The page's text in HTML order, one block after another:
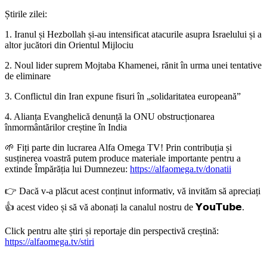
Știrile zilei:
1. Iranul și Hezbollah și-au intensificat atacurile asupra Israelului și a
altor jucători din Orientul Mijlociu
2. Noul lider suprem Mojtaba Khamenei, rănit în urma unei tentative
de eliminare
3. Conflictul din Iran expune fisuri în „solidaritatea europeană”
4. Alianța Evanghelică denunță la ONU obstrucționarea
înmormântărilor creștine în India
🌱 Fiți parte din lucrarea Alfa Omega TV! Prin contribuția și
susținerea voastră putem produce materiale importante pentru a
extinde Împărăția lui Dumnezeu: https://alfaomega.tv/donatii
👉 Dacă v-a plăcut acest conținut informativ, vă invităm să apreciați
👍 acest video și să vă abonați la canalul nostru de 𝗬𝗼𝘂𝗧𝘂𝗯𝗲.
Click pentru alte știri și reportaje din perspectivă creștină:
https://alfaomega.tv/stiri